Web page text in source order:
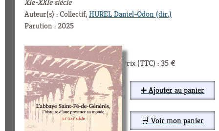
Auteur(s) : Collectif,HUREL Daniel-Odon (dir.)
Parution : 2025
Prix (TTC) : 35 €
➕ Ajouter au panier
🛒 Voir mon panier